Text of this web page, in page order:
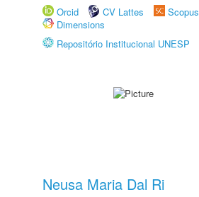
Orcid
CV Lattes
Scopus
Dimensions
Repositório Institucional UNESP
Neusa Maria Dal Ri